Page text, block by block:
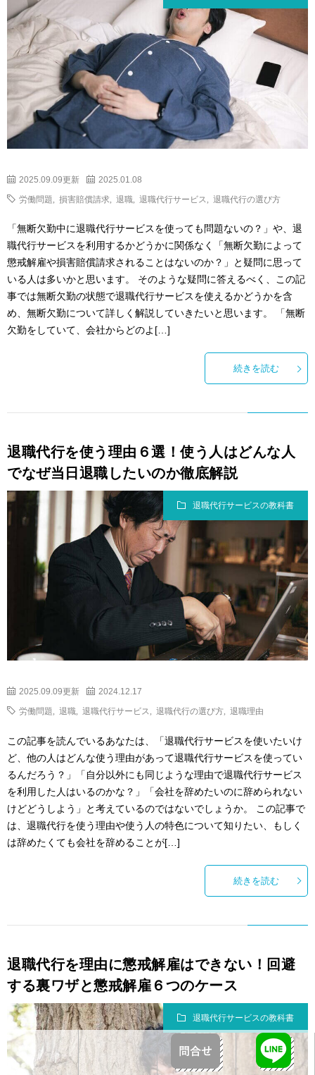
2025.09.09更新 2025.01.08
労働問題 損害賠償請求 退職 退職代行サービス 退職代行の選び方
「無断欠勤中に退職代行サービスを使っても問題ないの？」や、退
職代行サービスを利用するかどうかに関係なく「無断欠勤によって
懲戒解雇や損害賠償請求されることはないのか？」と疑問に思って
いる人は多いかと思います。 そのような疑問に答えるべく、この記
事では無断欠勤の状態で退職代行サービスを使えるかどうかを含
め、無断欠勤について詳しく解説していきたいと思います。 「無断
欠勤をしていて、会社からどのよ[…]
続きを読む
退職代行を使う理由６選！使う人はどんな人
でなぜ当日退職したいのか徹底解説
退職代行サービスの教科書
2025.09.09更新 2024.12.17
労働問題 退職 退職代行サービス 退職代行の選び方 退職理由
この記事を読んでいるあなたは、「退職代行サービスを使いたいけ
ど、他の人はどんな使う理由があって退職代行サービスを使ってい
るんだろう？」「自分以外にも同じような理由で退職代行サービス
を利用した人はいるのかな？」「会社を辞めたいのに辞められない
けどどうしよう」と考えているのではないでしょうか。 この記事で
は、退職代行を使う理由や使う人の特色について知りたい、もしく
は辞めたくても会社を辞めることが[…]
続きを読む
退職代行を理由に懲戒解雇はできない！回避
する裏ワザと懲戒解雇６つのケース
退職代行サービスの教科書